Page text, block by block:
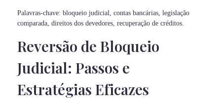
Palavras-chave: bloqueio judicial, contas bancárias, legislação
comparada, direitos dos devedores, recuperação de créditos.
Reversão de Bloqueio
Judicial: Passos e
Estratégias Eficazes